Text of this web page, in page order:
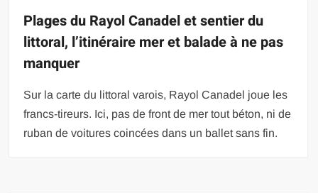
Plages du Rayol Canadel et sentier du
littoral, l’itinéraire mer et balade à ne pas
manquer
Sur la carte du littoral varois, Rayol Canadel joue les
francs-tireurs. Ici, pas de front de mer tout béton, ni de
ruban de voitures coincées dans un ballet sans fin.